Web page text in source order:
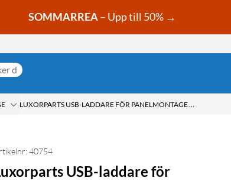
SOMMARREA– Upp till 50% →
LUXORPARTS USB-LADDARE FÖR PANELMONTAGE 30 W
40754
USB-laddare för